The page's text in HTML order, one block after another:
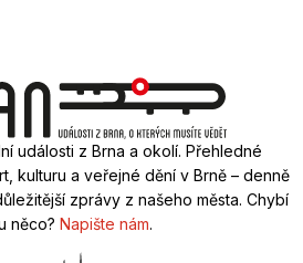
události z Brna a okolí. Přehledné
kulturu a veřejné dění v Brně – denně
zprávy z našeho města. Chybí
něco? Napište nám.